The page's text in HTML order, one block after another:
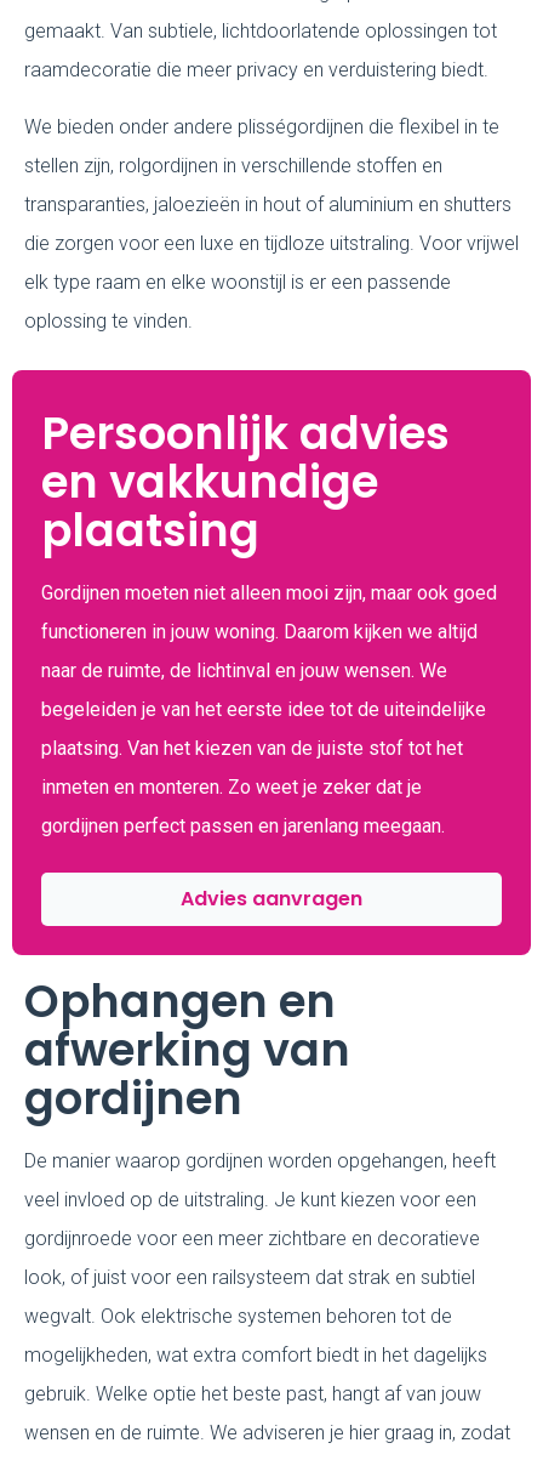
gemaakt. Van subtiele, lichtdoorlatende oplossingen tot
raamdecoratie die meer privacy en verduistering biedt.
We bieden onder andere plisségordijnen die flexibel in te
stellen zijn, rolgordijnen in verschillende stoffen en
transparanties, jaloezieën in hout of aluminium en shutters
die zorgen voor een luxe en tijdloze uitstraling. Voor vrijwel
elk type raam en elke woonstijl is er een passende
oplossing te vinden.
Persoonlijk advies
en vakkundige
plaatsing
Gordijnen moeten niet alleen mooi zijn, maar ook goed
functioneren in jouw woning. Daarom kijken we altijd
naar de ruimte, de lichtinval en jouw wensen. We
begeleiden je van het eerste idee tot de uiteindelijke
plaatsing. Van het kiezen van de juiste stof tot het
inmeten en monteren. Zo weet je zeker dat je
gordijnen perfect passen en jarenlang meegaan.
Advies aanvragen
Ophangen en
afwerking van
gordijnen
De manier waarop gordijnen worden opgehangen, heeft
veel invloed op de uitstraling. Je kunt kiezen voor een
gordijnroede voor een meer zichtbare en decoratieve
look, of juist voor een railsysteem dat strak en subtiel
wegvalt. Ook elektrische systemen behoren tot de
mogelijkheden, wat extra comfort biedt in het dagelijks
gebruik. Welke optie het beste past, hangt af van jouw
wensen en de ruimte. We adviseren je hier graag in, zodat